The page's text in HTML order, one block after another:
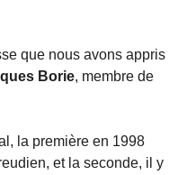
que nous avons appris
Borie, membre de
la première en 1998
et la seconde, il y